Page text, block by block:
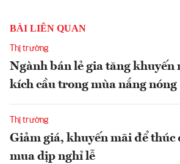
BÀI LIÊN QUAN
Thị trường
Ngành bán lẻ gia tăng khuyến
kích cầu trong mùa nắng nóng
Thị trường
Giảm giá, khuyến mãi để thúc
mua dịp nghỉ lễ